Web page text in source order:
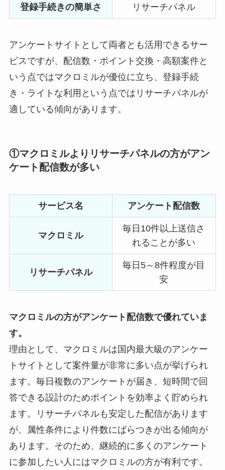
登録手続きの簡単さ リサーチパネル
アンケートサイトとして両者とも活用できるサー
ビスですが、配信数・ポイント交換・高額案件と
いう点ではマクロミルが優位に立ち、登録手続
き・ライトな利用という点ではリサーチパネルが
適している傾向があります。
①マクロミルよりリサーチパネルの方がアン
ケート配信数が多い
サービス名 アンケート配信数
マクロミル
毎日10件以上送信さ
れることが多い
リサーチパネル
毎日5～8件程度が目
安
マクロミルの方がアンケート配信数で優れていま
す。
理由として、マクロミルは国内最大級のアンケー
トサイトとして案件量が非常に多い点が挙げられ
ます。毎日複数のアンケートが届き、短時間で回
答できる設計のためポイントを効率よく貯められ
ます。リサーチパネルも安定した配信があります
が、属性条件により件数にばらつきが出る傾向が
あります。そのため、継続的に多くのアンケート
に参加したい人にはマクロミルの方が有利です。